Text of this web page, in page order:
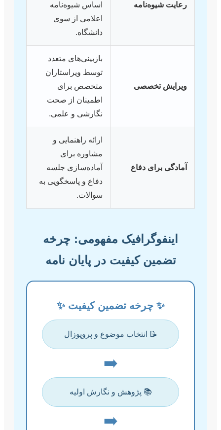
رعایت شیوه‌نامه
اساس شیوه‌نامه
اعلامی از سوی
دانشگاه.
ویرایش تخصصی
بازبینی‌های متعدد
توسط ویراستاران
متخصص برای
اطمینان از صحت
نگارشی و علمی.
آمادگی برای دفاع
ارائه راهنمایی و
مشاوره برای
آماده‌سازی جلسه
دفاع و پاسخگویی به
سوالات.
اینفوگرافیک مفهومی: چرخه
تضمین کیفیت در پایان نامه
✨ چرخه تضمین کیفیت ✨
📝 انتخاب موضوع و پروپوزال
➡️
📚 پژوهش و نگارش اولیه
➡️